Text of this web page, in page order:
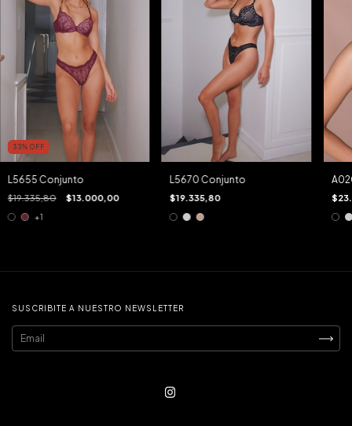
33% OFF
L5655 Conjunto
$19.335,80 $13.000,00
+1
L5670 Conjunto
$19.335,80
SUSCRIBITE A NUESTRO NEWSLETTER